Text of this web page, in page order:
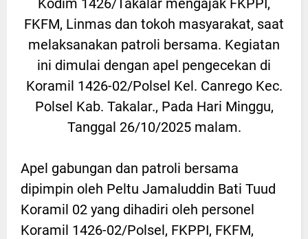
Kodim 1426/Takalar mengajak FKPPI,
FKFM, Linmas dan tokoh masyarakat, saat
melaksanakan patroli bersama. Kegiatan
ini dimulai dengan apel pengecekan di
Koramil 1426-02/Polsel Kel. Canrego Kec.
Polsel Kab. Takalar., Pada Hari Minggu,
Tanggal 26/10/2025 malam.
Apel gabungan dan patroli bersama
dipimpin oleh Peltu Jamaluddin Bati Tuud
Koramil 02 yang dihadiri oleh personel
Koramil 1426-02/Polsel, FKPPI, FKFM,